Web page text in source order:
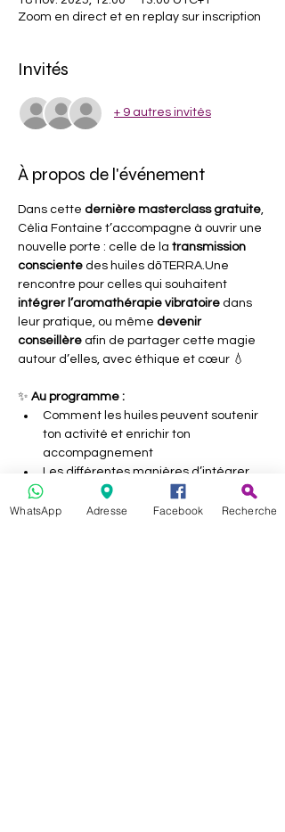
Zoom en direct et en replay sur inscription
Invités
+ 9 autres invités
À propos de l'événement
Dans cette dernière masterclass gratuite
Célia Fontaine t’accompagne à ouvrir une
nouvelle porte : celle de la transmission
consciente des huiles dōTERRA.Une
rencontre pour celles qui souhaitent
intégrer l’aromathérapie vibratoire dans
leur pratique, ou même devenir
conseillère afin de partager cette magie
autour d’elles, avec éthique et cœur 💧
✨ Au programme :
Comment les huiles peuvent soutenir
ton activité et enrichir ton
accompagnement
Les différentes manières d’intégrer
dōTERRA à ton métier (sans pression,
à ton rythme)
WhatsApp Adresse Facebook Recherche